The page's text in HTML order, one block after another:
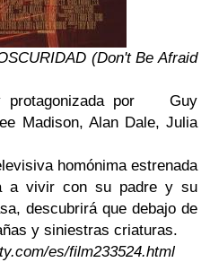
(Don't Be Afraid
protagonizada por Guy
Madison, Alan Dale, Julia
homónima estrenada
a vivir con su padre y su
descubrirá que debajo de
y siniestras criaturas.
es/film233524.html